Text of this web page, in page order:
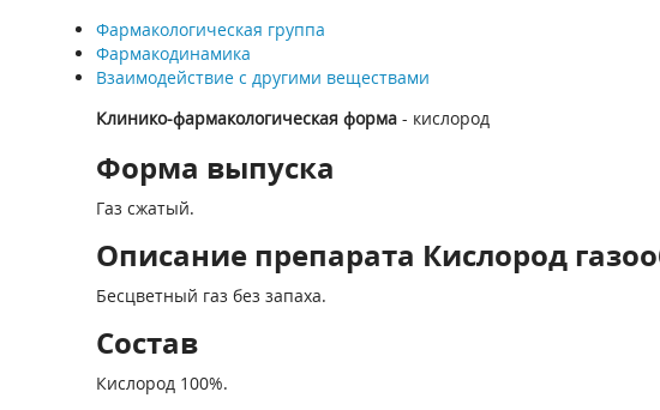
Фармакологическая группа
Фармакодинамика
Взаимодействие с другими веществами
Клинико-фармакологическая форма- кислород
Форма выпуска
Газ сжатый.
Описание препарата Кислород
Бесцветный газ без запаха.
Состав
Кислород 100%.